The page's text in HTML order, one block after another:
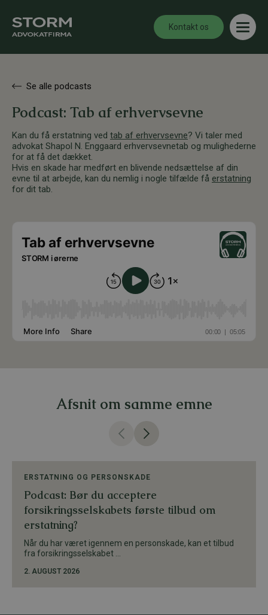
Kontakt os
Se alle podcasts
Podcast: Tab af erhvervsevne
Kan du få erstatning ved tab af erhvervsevne? Vi taler med
advokat Shapol N. Enggaard erhvervsevnetab og mulighederne
for at få det dækket.
Hvis en skade har medført en blivende nedsættelse af din
evne til at arbejde, kan du nemlig i nogle tilfælde få erstatning
for dit tab.
Afsnit om samme emne
ERSTATNING OG PERSONSKADE
Podcast: Bør du acceptere
forsikringsselskabets første tilbud om
erstatning?
Når du har været igennem en personskade, kan et tilbud
fra forsikringsselskabet ...
2. AUGUST 2026